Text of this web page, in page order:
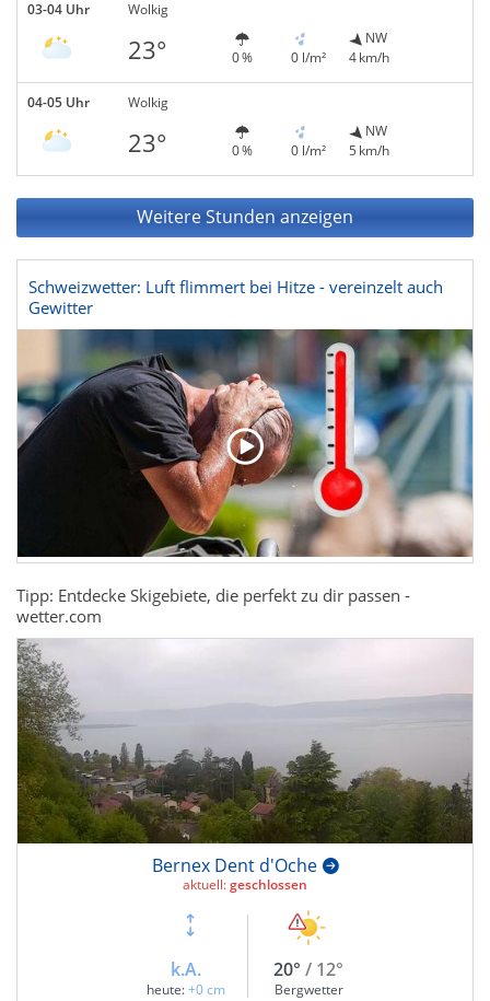
03-04 Uhr Wolkig
23° 0 % 0 l/m²
NW
4 km/h
04-05 Uhr Wolkig
23° 0 % 0 l/m²
NW
5 km/h
Weitere Stunden anzeigen
Schweizwetter: Luft flimmert bei Hitze - vereinzelt auch
Gewitter
Tipp: Entdecke Skigebiete, die perfekt zu dir passen -
wetter.com
Bernex Dent d'Oche
aktuell:geschlossen
k.A.
heute:+0 cm
20° / 12°
Bergwetter